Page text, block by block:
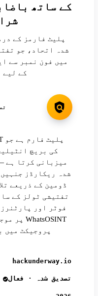
شدہ اتحاد، جو
میں فون نمبر سے
کے لیے
شدہ ریکارڈز
ڈومین کے ذریعے
تفتیشی ٹولز کے
فوٹر اور
پروجیکٹ میں
hackunderway.io
تصدیق شدہ · فعال